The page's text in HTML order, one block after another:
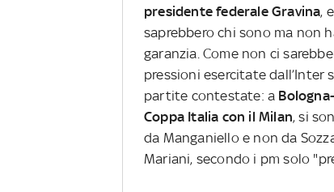
presidente federale Gravina,
saprebbero chi sono ma non
garanzia. Come non ci
pressioni esercitate
partite contestate: a
Coppa Italia con il Milan, si
da Manganiello e non da
Mariani, secondo i pm solo